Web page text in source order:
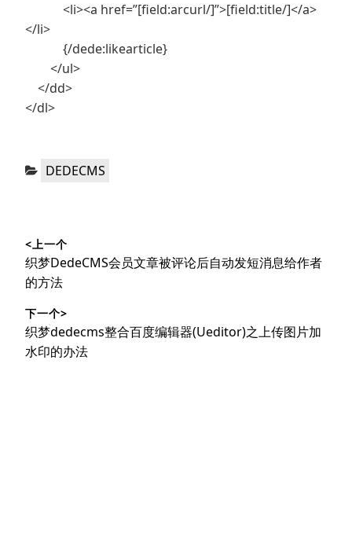
<li><a href=”[field:arcurl/]”>[field:title/]</a>
</li>
{/dede:likearticle}
</ul>
</dd>
</dl>
分
DEDECMS
章
导
航
<上一个
上
篇
章：
织梦DedeCMS会员文章被评论后自动发短消息给作者
的方法
下一个>
下
篇
织梦dedecms整合百度编辑器(Ueditor)之上传图片加
水印的办法